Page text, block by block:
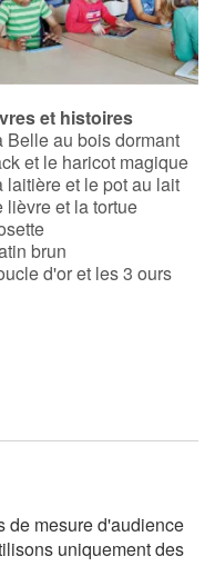
et histoires
Belle au bois dormant
et le haricot magique
laitière et le pot au lait
lièvre et la tortue
brun
d'or et les 3 ours
de mesure d'audience
uniquement des